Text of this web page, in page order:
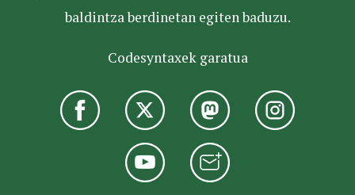
baldintza berdinetan egiten baduzu.
Codesyntaxek garatua